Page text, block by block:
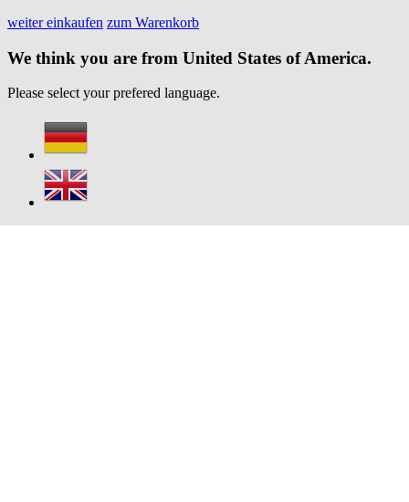
weiter einkaufen zum Warenkorb
We think you are from United States of America.
Please select your prefered language.